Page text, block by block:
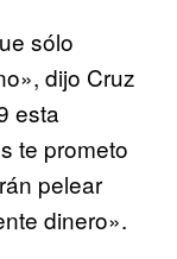
sólo
dijo Cruz
esta
te prometo
pelear
dinero».